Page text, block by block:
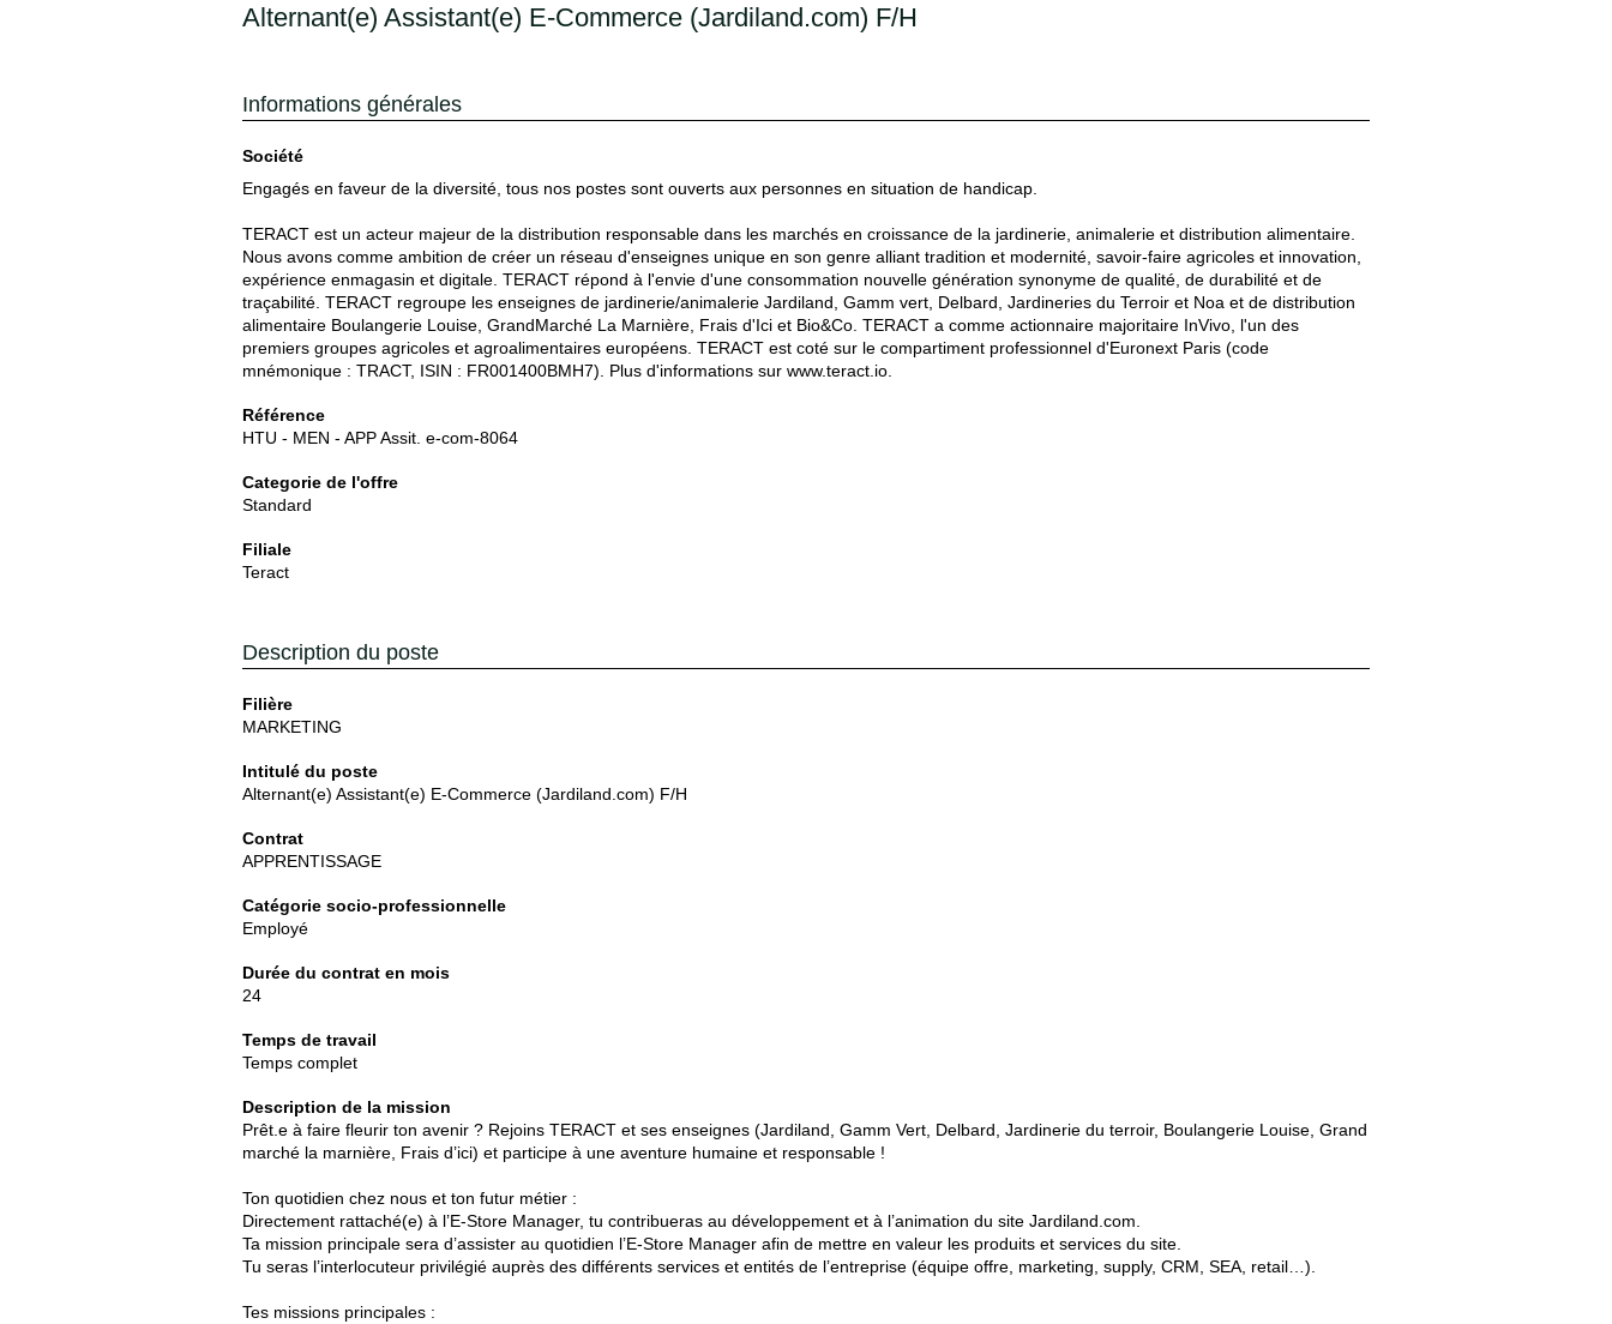
Alternant(e) Assistant(e) E-Commerce (Jardiland.com) F/H
Informations générales
Société
Engagés en faveur de la diversité, tous nos postes sont ouverts aux personnes en situation de handicap.
TERACT est un acteur majeur de la distribution responsable dans les marchés en croissance de la jardinerie, animalerie et distribution alimentaire.
Nous avons comme ambition de créer un réseau d'enseignes unique en son genre alliant tradition et modernité, savoir-faire agricoles et innovation,
expérience enmagasin et digitale. TERACT répond à l'envie d'une consommation nouvelle génération synonyme de qualité, de durabilité et de
traçabilité. TERACT regroupe les enseignes de jardinerie/animalerie Jardiland, Gamm vert, Delbard, Jardineries du Terroir et Noa et de distribution
alimentaire Boulangerie Louise, GrandMarché La Marnière, Frais d'Ici et Bio&Co. TERACT a comme actionnaire majoritaire InVivo, l'un des
premiers groupes agricoles et agroalimentaires européens. TERACT est coté sur le compartiment professionnel d'Euronext Paris (code
mnémonique : TRACT, ISIN : FR001400BMH7). Plus d'informations sur www.teract.io.
Référence
HTU - MEN - APP Assit. e-com-8064
Categorie de l'offre
Standard
Filiale
Teract
Description du poste
Filière
MARKETING
Intitulé du poste
Alternant(e) Assistant(e) E-Commerce (Jardiland.com) F/H
Contrat
APPRENTISSAGE
Catégorie socio-professionnelle
Employé
Durée du contrat en mois
24
Temps de travail
Temps complet
Description de la mission
Prêt.e à faire fleurir ton avenir ? Rejoins TERACT et ses enseignes (Jardiland, Gamm Vert, Delbard, Jardinerie du terroir, Boulangerie Louise, Grand
marché la marnière, Frais d’ici) et participe à une aventure humaine et responsable !
Ton quotidien chez nous et ton futur métier :
Directement rattaché(e) à l’E-Store Manager, tu contribueras au développement et à l’animation du site Jardiland.com.
Ta mission principale sera d’assister au quotidien l’E-Store Manager afin de mettre en valeur les produits et services du site.
Tu seras l’interlocuteur privilégié auprès des différents services et entités de l’entreprise (équipe offre, marketing, supply, CRM, SEA, retail…).
Tes missions principales :